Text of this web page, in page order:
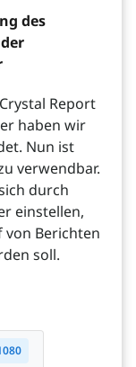
des
Report
haben wir
Nun ist
verwendbar.
durch
einstellen,
Berichten
soll.